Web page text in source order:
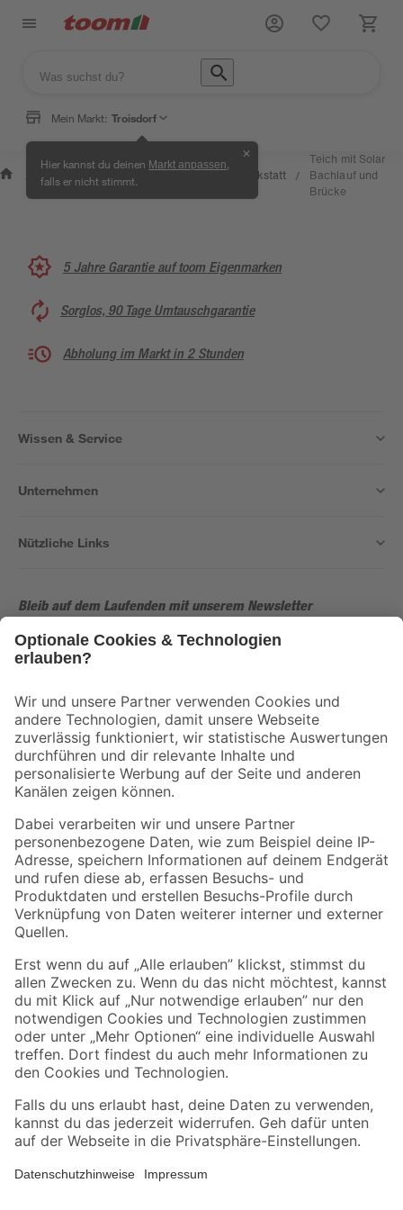
Mein Markt: Troisdorf
Hier kannst du deinen Markt anpassen
falls er nicht stimmt.
✕
Wissen
&
/
Selbermachen
& Ratgeber
Kreativwerkstatt /
Teich mit Solar
Bachlauf und
Brücke
5 Jahre Garantie auf toom Eigenmarken
Sorglos, 90 Tage Umtauschgarantie
Abholung im Markt in 2 Stunden
Wissen & Service
Unternehmen
Nützliche Links
Bleib auf dem Laufenden mit unserem Newsletter
Der toom Newsletter: Keine Angebote und Aktionen mehr verpassen!
Folge uns
Zahlungsarten Versandarten
Sicher einkaufen
Jetzt die toom-App herunterladen
Alle Preisangaben in EUR inkl. gesetzl. MwSt.. Die dargestellten Angebote sind unter
Umständen nicht in allen Märkten verfügbar. Die angegebenen Verfügbarkeiten beziehen
sich auf den unter "Mein Markt" ausgewählten toom Baumarkt. Alle Angebote und
*Paketversand ab 59 € versandkostenfrei, gilt nicht für Artikel mit Speditionsversand, hier
fallen zusätzliche Versandkosten an.